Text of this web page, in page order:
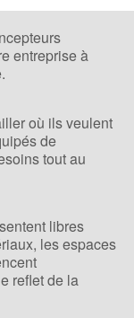
entreprise à
où ils veulent
de
tout au
libres
les espaces
reflet de la